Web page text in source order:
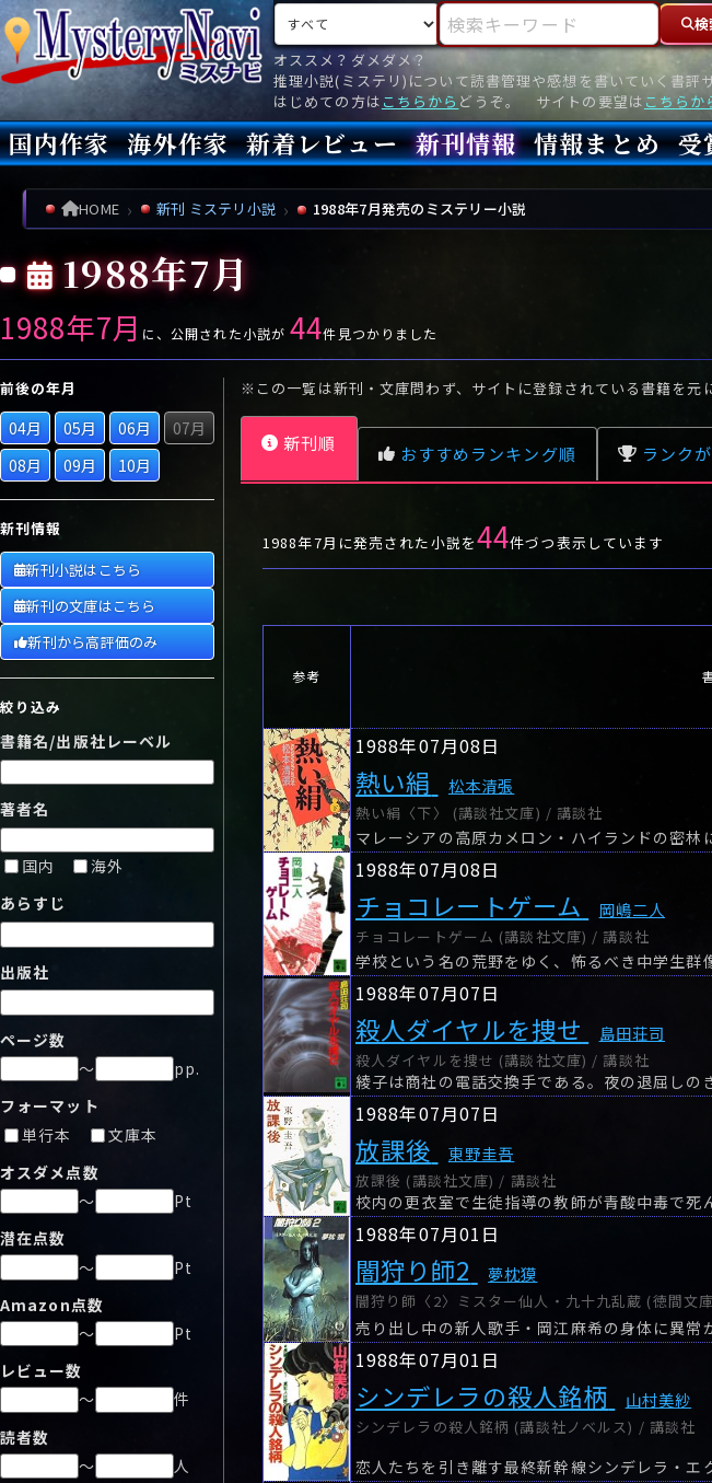
オススメ？ダメダメ？
推理小説(ミステリ)について読書管理や感想を書いていく書評
はじめての方は こちらから どうぞ。 サイトの要望は こちらか
検索対象 検索キーワード
検
国内作家
あ行 あ い う え
お
か行
か き く け
こ
さ行
さ し す せ
た行
た ち
な行
な に ぬ ね
の
は行
は ひ ふ
ま行
ま み む
も
や行
や ゆ
ら行
ろ
わ行
わ
海外作家
ア行 ア イ ウ エ
オ
カ行
カ キ ク ケ
コ
サ行
サ
ツ
ナ行
ナ ニ ヌ ネ
ノ
ハ行
ハ
マ行
マ ミ ム
モ
ヤ行
ヤ
リ ル レ
ロ
ワ行
ワ
新着レビュー 新刊情報
新刊情報
文庫新刊
新刊高評価
今月(8月)発売
先月(7月)発売
先々月(6月)発売
情報まとめ
『本格ミステリベ
『本格ミステリベ
『このミステリー
『このミステリー
『ミステリが読み
『ミステリが読み
『週刊文春ミステ
『週刊文春ミステ
本格ミステリ・エ
本格ミステリ・デ
本格ミステリ・ク
ミステリー・リーグ
東西ミステリーベ
東西ミステリーベ
その他をもっとみる
受
HOME 新刊 ミステリ小説 1988年7月発売のミステリー小説
1988年7月
1988年7月 に、公開された小説が44件見つかりました
前後の年月
04月 05月 06月
07月
08月
09月 10月
新刊情報
新刊小説はこちら
新刊の文庫はこちら
新刊から高評価のみ
絞り込み
書籍名/出版社レーベル
著者名
国内
海外
あらすじ
出版社
ページ数
～
pp.
フォーマット
単行本
文庫本
オスダメ点数
～
Pt
潜在点数
～
Pt
Amazon点数
～
Pt
レビュー数
～
件
読者数
～
人
※この一覧は新刊・文庫問わず、サイトに登録されている書籍を元
新刊順 おすすめランキング順 ランク
1988年7月に発売された小説を44件づつ表示しています
参考
1988年07月08日
熱い絹 松本清張
熱い絹〈下〉 (講談社文庫) / 講談社
マレーシアの高原カメロン・ハイランドの密林
1988年07月08日
チョコレートゲーム 岡嶋二人
チョコレートゲーム (講談社文庫) / 講談社
1988年07月07日
殺人ダイヤルを捜せ 島田荘司
殺人ダイヤルを捜せ (講談社文庫) / 講談社
1988年07月07日
放課後 東野圭吾
放課後 (講談社文庫) / 講談社
校内の更衣室で生徒指導の教師が青酸中毒で死
1988年07月01日
闇狩り師2 夢枕獏
闇狩り師〈2〉ミスター仙人・九十九乱蔵 (徳間文
売り出し中の新人歌手・岡江麻希の身体に異常
1988年07月01日
シンデレラの殺人銘柄 山村美紗
シンデレラの殺人銘柄 (講談社ノベルス) / 講談社